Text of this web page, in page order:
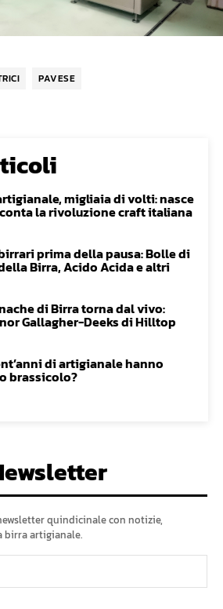
PAVESE
migliaia di volti: nasce
la rivoluzione craft italiana
prima della pausa: Bolle di
Birra, Acido Acida e altri
di Birra torna dal vivo:
Gallagher-Deeks di Hilltop
di artigianale hanno
brassicolo?
quindicinale con notizie,
birra artigianale.